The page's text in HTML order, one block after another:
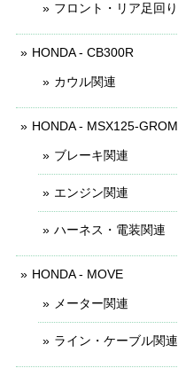
フロント・リア足回り
HONDA - CB300R
カウル関連
HONDA - MSX125-GROM
ブレーキ関連
エンジン関連
ハーネス・電装関連
HONDA - MOVE
メーター関連
ライン・ケーブル関連